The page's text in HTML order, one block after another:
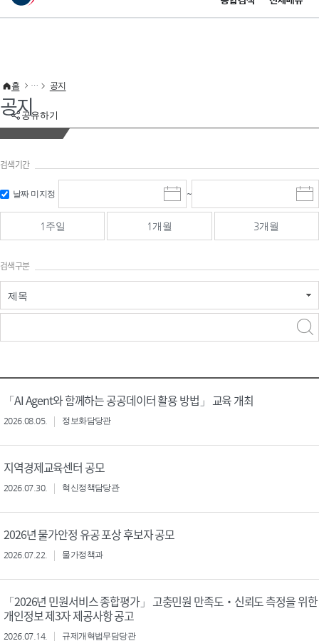
이 누리집은 대한민국 공식 전자정부 누리집입니다.
공유하기
홈 공지
공지
검색기간
날짜 미지정
시
작
일
선
~
종
료
선
1주일 1개월 3개월
검색구분
제목
「AI Agent와 함께하는 공공데이터 활용 방법」 교육 개최
2026.08.05. 정보화담당관
지역경제교육센터 공모
2026.07.30. 혁신정책담당관
2026년 물가안정 유공 포상 후보자 공모
2026.07.22. 물가정책과
「2026년 민원서비스 종합평가」 고충민원 만족도‧신뢰도 측정을 위한
개인정보 제3자 제공사항 공고
2026.07.14. 규제개혁법무담당관